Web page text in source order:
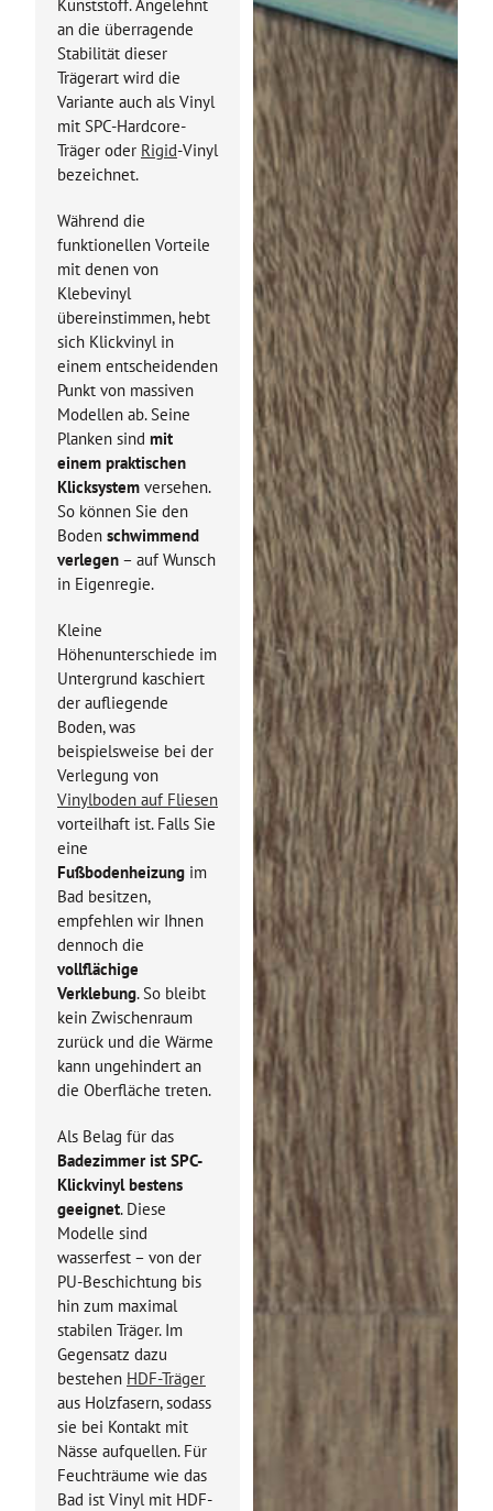
Kunststoff. Angelehnt
an die überragende
Stabilität dieser
Trägerart wird die
Variante auch als Vinyl
mit SPC-Hardcore-
Träger oder Rigid-Vinyl
bezeichnet.
Während die
funktionellen Vorteile
mit denen von
Klebevinyl
übereinstimmen, hebt
sich Klickvinyl in
einem entscheidenden
Punkt von massiven
Modellen ab. Seine
Planken sind mit
einem praktischen
Klicksystem versehen.
So können Sie den
Boden schwimmend
verlegen – auf Wunsch
in Eigenregie.
Kleine
Höhenunterschiede im
Untergrund kaschiert
der aufliegende
Boden, was
beispielsweise bei der
Verlegung von
Vinylboden auf Fliesen
vorteilhaft ist. Falls Sie
eine
Fußbodenheizung im
Bad besitzen,
empfehlen wir Ihnen
dennoch die
vollflächige
Verklebung. So bleibt
kein Zwischenraum
zurück und die Wärme
kann ungehindert an
die Oberfläche treten.
Als Belag für das
Badezimmer ist SPC-
Klickvinyl bestens
geeignet. Diese
Modelle sind
wasserfest – von der
PU-Beschichtung bis
hin zum maximal
stabilen Träger. Im
Gegensatz dazu
bestehen HDF-Träger
aus Holzfasern, sodass
sie bei Kontakt mit
Nässe aufquellen. Für
Feuchträume wie das
Bad ist Vinyl mit HDF-